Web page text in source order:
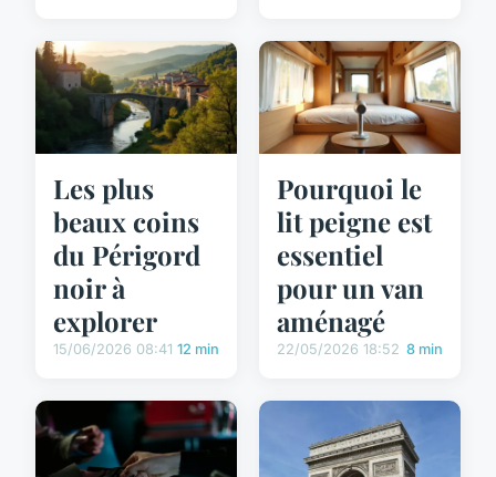
Les plus
beaux coins
du Périgord
noir à
explorer
15/06/2026 08:41 12 min
Pourquoi le
lit peigne est
essentiel
pour un van
aménagé
22/05/2026 18:52 8 min